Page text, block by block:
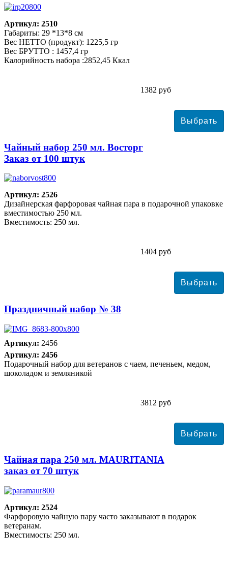
Артикул: 2510
Габариты: 29 *13*8 см
Вес НЕТТО (продукт): 1225,5 гр
Вес БРУТТО : 1457,4 гр
Калорийность набора :2852,45 Ккал
1382 руб
Чайный набор 250 мл. Восторг
Заказ от 100 штук
Артикул: 2526
Дизайнерская фарфоровая чайная пара в подарочной упаковке
вместимостью 250 мл.
Вместимость: 250 мл.
1404 руб
Праздничный набор № 38
Артикул: 2456
Артикул: 2456
Подарочный набор для ветеранов с чаем, печеньем, медом,
шоколадом и земляникой
3812 руб
Чайная пара 250 мл. MAURITANIA
заказ от 70 штук
Артикул: 2524
Фарфоровую чайную пару часто заказывают в подарок
ветеранам.
Вместимость: 250 мл.